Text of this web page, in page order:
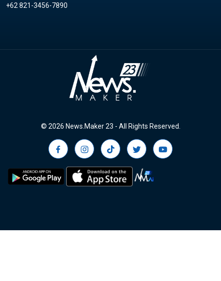
+62 821-3456-7890
© 2026 News.Maker 23 - All Rights Reserved.